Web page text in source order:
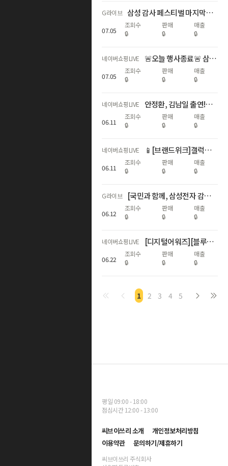
G라이브 삼성 감사 페스티벌 마지막날⏰갤럭시 다품목 역대급 혜택
07.05
조회수
🔒
판매
🔒
매출
🔒
네이버쇼핑LIVE 🚨오늘 행사종료🚨 삼성 갤럭시 디지털 온누리상품권 20% 라스트 찬스
07.05
조회수
🔒
판매
🔒
매출
🔒
네이버쇼핑LIVE 안정환, 김남일 출연!갤럭시 S26 국민과 함께, 삼성전자 감사 페스티벌
06.11
조회수
🔒
판매
🔒
매출
🔒
네이버쇼핑LIVE 📱[브랜드위크]갤럭시 자급제 전모델 쇼마젠시 추가적립 라이브📱
06.11
조회수
🔒
판매
🔒
매출
🔒
G라이브 [국민과 함께, 삼성전자 감사 페스티벌] 갤럭시다품목
06.12
조회수
🔒
판매
🔒
매출
🔒
네이버쇼핑LIVE [디지털어워즈][블루밍] 🎉갤럭시 S26 시리즈 자급제폰 라이브🎉
06.22
조회수
🔒
판매
🔒
매출
🔒
1 2 3 4 5
평일 09:00 - 18:00
점심시간 12:00 - 13:00
씨브이쓰리 소개
개인정보처리방침
이용약관
문의하기/제휴하기
씨브이쓰리 주식회사